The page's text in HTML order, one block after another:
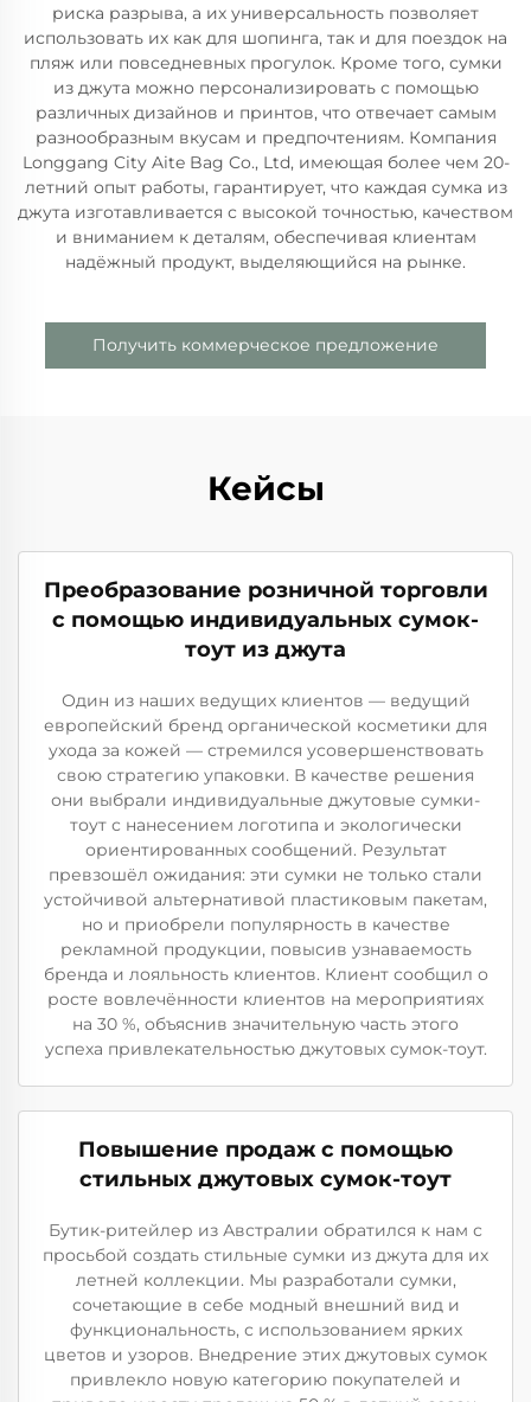
риска разрыва, а их универсальность позволяет
использовать их как для шопинга, так и для поездок на
пляж или повседневных прогулок. Кроме того, сумки
из джута можно персонализировать с помощью
различных дизайнов и принтов, что отвечает самым
разнообразным вкусам и предпочтениям. Компания
Longgang City Aite Bag Co., Ltd, имеющая более чем 20-
летний опыт работы, гарантирует, что каждая сумка из
джута изготавливается с высокой точностью, качеством
и вниманием к деталям, обеспечивая клиентам
надёжный продукт, выделяющийся на рынке.
Получить коммерческое предложение
Кейсы
Преобразование розничной торговли
с помощью индивидуальных сумок-
тоут из джута
Один из наших ведущих клиентов — ведущий
европейский бренд органической косметики для
ухода за кожей — стремился усовершенствовать
свою стратегию упаковки. В качестве решения
они выбрали индивидуальные джутовые сумки-
тоут с нанесением логотипа и экологически
ориентированных сообщений. Результат
превзошёл ожидания: эти сумки не только стали
устойчивой альтернативой пластиковым пакетам,
но и приобрели популярность в качестве
рекламной продукции, повысив узнаваемость
бренда и лояльность клиентов. Клиент сообщил о
росте вовлечённости клиентов на мероприятиях
на 30 %, объяснив значительную часть этого
успеха привлекательностью джутовых сумок-тоут.
Повышение продаж с помощью
стильных джутовых сумок-тоут
Бутик-ритейлер из Австралии обратился к нам с
просьбой создать стильные сумки из джута для их
летней коллекции. Мы разработали сумки,
сочетающие в себе модный внешний вид и
функциональность, с использованием ярких
цветов и узоров. Внедрение этих джутовых сумок
привлекло новую категорию покупателей и